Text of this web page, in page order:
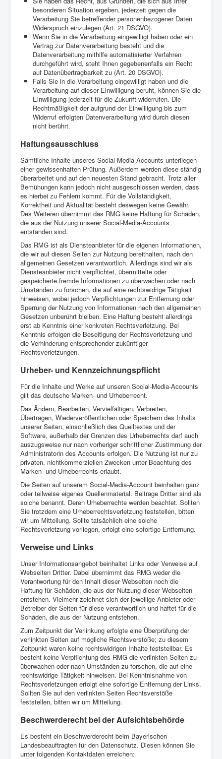
besonderen Situation ergeben, jederzeit gegen die
Verarbeitung Sie betreffender personenbezogener Daten
Widerspruch einzulegen (Art. 21 DSGVO).
Wenn Sie in die Verarbeitung eingewilligt haben oder ein
Vertrag zur Datenverarbeitung besteht und die
Datenverarbeitung mithilfe automatisierter Verfahren
durchgeführt wird, steht Ihnen gegebenenfalls ein Recht
auf Datenübertragbarkeit zu (Art. 20 DSGVO).
Falls Sie in die Verarbeitung eingewilligt haben und die
Verarbeitung auf dieser Einwilligung beruht, können Sie die
Einwilligung jederzeit für die Zukunft widerrufen. Die
Rechtmäßigkeit der aufgrund der Einwilligung bis zum
Widerruf erfolgten Datenverarbeitung wird durch diesen
nicht berührt.
Haftungsausschluss
Sämtliche Inhalte unseres Social-Media-Accounts unterliegen
einer gewissenhaften Prüfung. Außerdem werden diese ständig
überarbeitet und auf den neuesten Stand gebracht. Trotz aller
Bemühungen kann jedoch nicht ausgeschlossen werden, dass
es hierbei zu Fehlern kommt. Für die Vollständigkeit,
Korrektheit und Aktualität besteht deswegen keine Gewähr.
Des Weiteren übernimmt das RMG keine Haftung für Schäden,
die aus der Nutzung unserer Social-Media-Accounts
entstanden sind.
Das RMG ist als Diensteanbieter für die eigenen Informationen,
die wir auf diesen Seiten zur Nutzung bereithalten, nach den
allgemeinen Gesetzen verantwortlich. Allerdings sind wir als
Diensteanbieter nicht verpflichtet, übermittelte oder
gespeicherte fremde Informationen zu überwachen oder nach
Umständen zu forschen, die auf eine rechtswidrige Tätigkeit
hinweisen, wobei jedoch Verpflichtungen zur Entfernung oder
Sperrung der Nutzung von Informationen nach den allgemeinen
Gesetzen unberührt bleiben. Eine Haftung besteht allerdings
erst ab Kenntnis einer konkreten Rechtsverletzung. Bei
Kenntnis erfolgen die Beseitigung der Rechtsverletzung und
die Verhinderung entsprechender zukünftiger
Rechtsverletzungen.
Urheber- und Kennzeichnungspflicht
Für die Inhalte und Werke auf unseren Social-Media-Accounts
gilt das deutsche Marken- und Urheberrecht.
Das Ändern, Bearbeiten, Vervielfältigen, Verbreiten,
Übertragen, Wiederveröffentlichen oder Speichern des Inhalts
unserer Seiten, einschließlich des Quelltextes und der
Software, außerhalb der Grenzen des Urheberrechts darf auch
auszugsweise nur nach vorheriger schriftlicher Zustimmung der
Administratorin des Accounts erfolgen. Die Nutzung ist nur zu
privaten, nichtkommerziellen Zwecken unter Beachtung des
Marken- und Urheberrechts erlaubt.
Die Seiten auf unserem Social-Media-Account beinhalten ganz
oder teilweise eigenes Quellenmaterial. Beiträge Dritter sind als
solche benannt. Deren Urheberrechte werden beachtet. Sollten
Sie trotzdem eine Urheberrechtsverletzung feststellen, bitten
wir um Mitteilung. Sollte tatsächlich eine solche
Rechtsverletzung vorliegen, erfolgt eine sofortige Entfernung.
Verweise und Links
Unser Informationsangebot beinhaltet Links oder Verweise auf
Webseiten Dritter. Dabei übernimmt das RMG weder die
Verantwortung für den Inhalt dieser Webseiten noch die
Haftung für Schäden, die aus der Nutzung dieser Webseiten
entstehen. Vielmehr zeichnet sich der jeweilige Anbieter oder
Betreiber der Seiten für diese verantwortlich und haftet für die
Schäden, die aus der Nutzung entstehen.
Zum Zeitpunkt der Verlinkung erfolgte eine Überprüfung der
verlinkten Seiten auf mögliche Rechtsverstöße; zu diesem
Zeitpunkt waren keine rechtswidrigen Inhalte feststellbar. Es
besteht keine Verpflichtung des RMG die verlinkten Seiten zu
überwachen oder nach Umständen zu forschen, die auf eine
rechtswidrige Tätigkeit hinweisen. Bei Kenntnisnahme von
Rechtsverletzungen erfolgt eine sofortige Entfernung der Links.
Sollten Sie auf den verlinkten Seiten Rechtsverstöße
feststellen, bitten wir um Mitteilung.
Beschwerderecht bei der Aufsichtsbehörde
Es besteht ein Beschwerderecht beim Bayerischen
Landesbeauftragten für den Datenschutz. Diesen können Sie
unter folgenden Kontaktdaten erreichen: